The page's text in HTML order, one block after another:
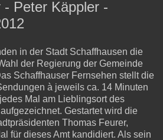
Peter Käppler -
in der Stadt Schaffhausen die
der Regierung der Gemeinde
Schaffhauser Fernsehen stellt die
à jeweils ca. 14 Minuten
Mal am Lieblingsort des
Gestartet wird die
Thomas Feurer,
für dieses Amt kandidiert. Als sein